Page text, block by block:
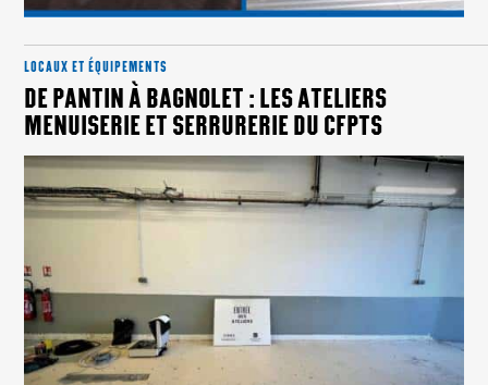
LOCAUX ET ÉQUIPEMENTS
DE PANTIN À BAGNOLET : LES ATELIERS
MENUISERIE ET SERRURERIE DU CFPTS